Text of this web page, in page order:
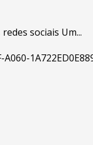
sociais Um...